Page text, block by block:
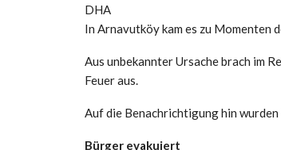
DHA
In Arnavutköy kam es zu Momenten
Aus unbekannter Ursache brach im
Feuer aus.
Auf die Benachrichtigung hin
Bürger evakuiert